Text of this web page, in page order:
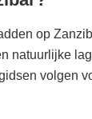
op
natuurlijke
volgen